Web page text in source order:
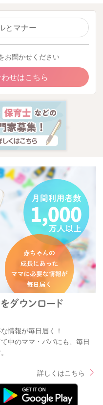
とマナー
お聞かせください
せはこちら
情報が毎日届く！
中のママ・パパにも、毎日
詳しくはこちら